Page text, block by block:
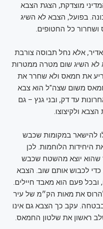
מוצדקת, הצגת הצבא
בפועל, הצבא לא השיג
כל החטופים.
אלא נחל תבוסה צורבת
לא השיג שום מטרה ממטרות
את חמאס ולא שחרר את
משום שצה"ל הוא צבא
זה 20 שנה האחרונות עד דק, ובני גנץ – גם
ולקיצוצו.
להישאר במקומות שכבש
היחידות הלוחמות. לכן
שהוא יוצא מהשטח שכבש
לכבוש אותם שוב. הצבא
פעם הוא מאבד חיילים.
את מאות הק״מ של עיר
עקב כך הצבא גם אינו
ראשון את שלטון החמאס.